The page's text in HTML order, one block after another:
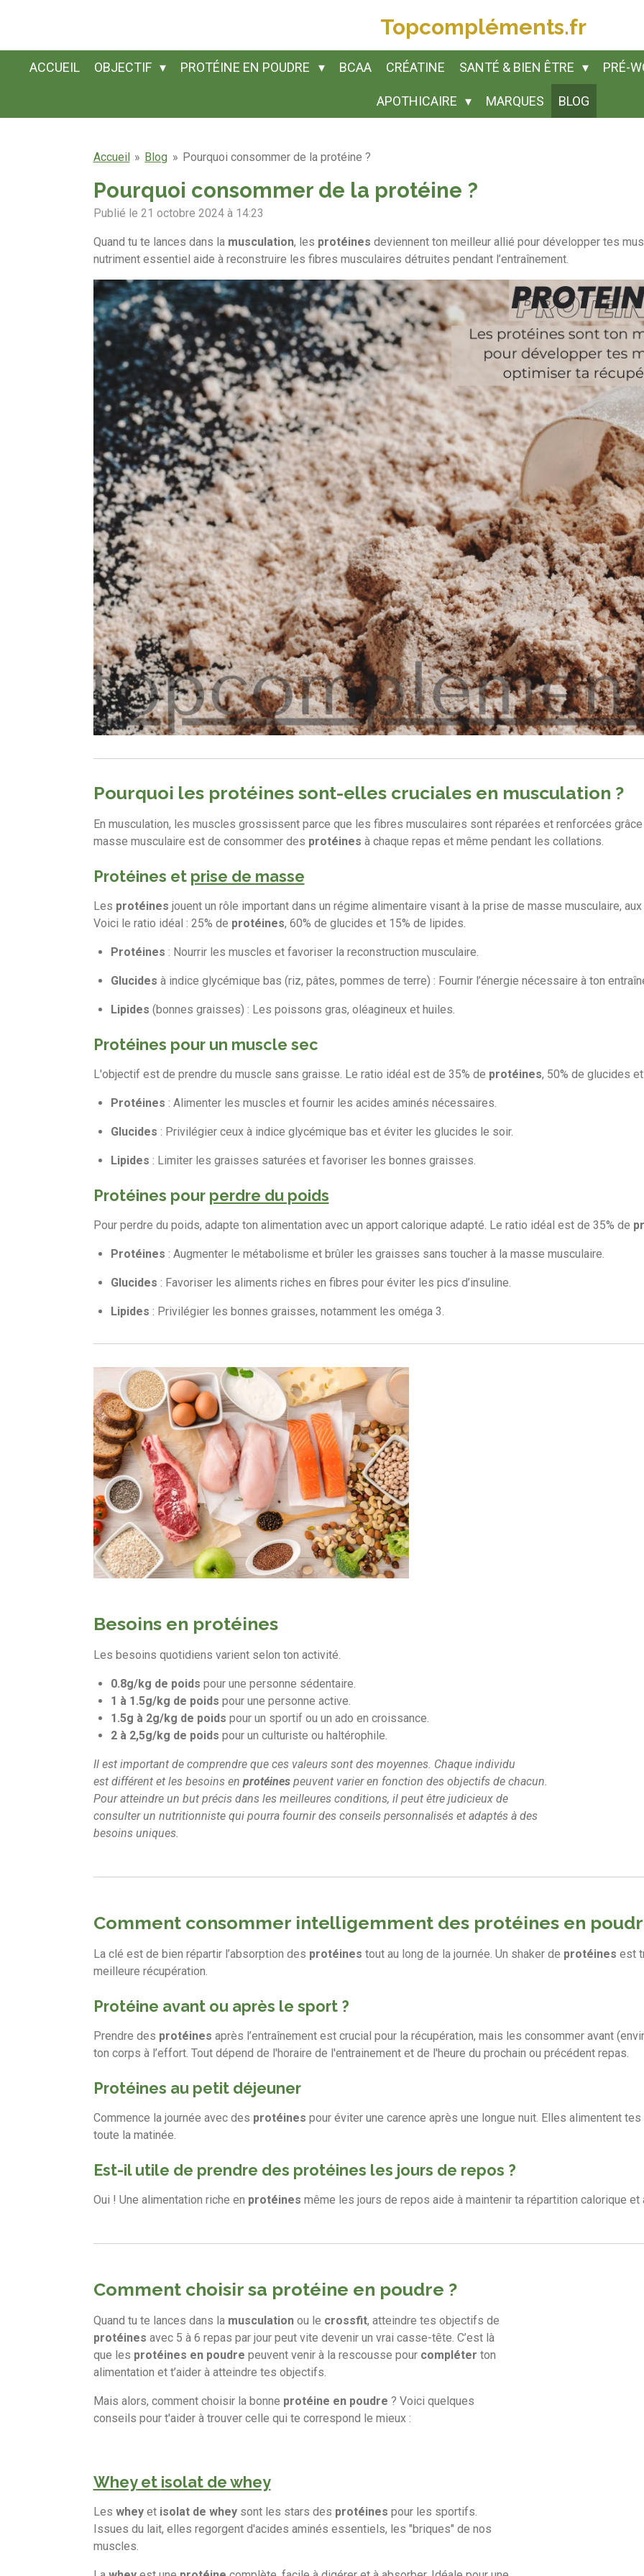
contenu
principal
Topcompléments.fr
ACCUEIL OBJECTIF PROTÉINE EN POUDRE BCAA CRÉATINE SANTÉ & BIEN ÊTRE PRÉ-
APOTHICAIRE MARQUES BLOG
Accueil » Blog » Pourquoi consommer de la protéine ?
Pourquoi consommer de la protéine ?
Publié le 21 octobre 2024 à 14:23
Quand tu te lances dans la musculation, les protéines deviennent ton meilleur allié pour développer tes
nutriment essentiel aide à reconstruire les fibres musculaires détruites pendant l’entraînement.
Pourquoi les protéines sont-elles cruciales en musculation ?
En musculation, les muscles grossissent parce que les fibres musculaires sont réparées et renforcées
masse musculaire est de consommer des protéines à chaque repas et même pendant les collations.
Protéines et prise de masse
Les protéines jouent un rôle important dans un régime alimentaire visant à la prise de masse musculaire,
Voici le ratio idéal : 25% de protéines, 60% de glucides et 15% de lipides.
Protéines : Nourrir les muscles et favoriser la reconstruction musculaire.
Glucides à indice glycémique bas (riz, pâtes, pommes de terre) : Fournir l’énergie nécessaire à ton
Lipides (bonnes graisses) : Les poissons gras, oléagineux et huiles.
Protéines pour un muscle sec
L'objectif est de prendre du muscle sans graisse. Le ratio idéal est de 35% de protéines, 50% de glucides
Protéines : Alimenter les muscles et fournir les acides aminés nécessaires.
Glucides : Privilégier ceux à indice glycémique bas et éviter les glucides le soir.
Lipides : Limiter les graisses saturées et favoriser les bonnes graisses.
Protéines pour perdre du poids
Pour perdre du poids, adapte ton alimentation avec un apport calorique adapté. Le ratio idéal est de 35% de
Protéines : Augmenter le métabolisme et brûler les graisses sans toucher à la masse musculaire.
Glucides : Favoriser les aliments riches en fibres pour éviter les pics d’insuline.
Lipides : Privilégier les bonnes graisses, notamment les oméga 3.
Besoins en protéines
Les besoins quotidiens varient selon ton activité.
0.8g/kg de poids pour une personne sédentaire.
1 à 1.5g/kg de poids pour une personne active.
1.5g à 2g/kg de poids pour un sportif ou un ado en croissance.
2 à 2,5g/kg de poids pour un culturiste ou haltérophile.
Il est important de comprendre que ces valeurs sont des moyennes. Chaque individu
est différent et les besoins en protéinespeuvent varier en fonction des objectifs de chacun.
Pour atteindre un but précis dans les meilleures conditions, il peut être judicieux de
consulter un nutritionniste qui pourra fournir des conseils personnalisés et adaptés à des
besoins uniques.
Comment consommer intelligemmentdes protéines en
La clé est de bien répartir l’absorption des protéines tout au long de la journée. Un shaker de protéines est
meilleure récupération.
Protéine avant ou après le sport ?
Prendre des protéines après l’entraînement est crucial pour la récupération, mais les consommer avant
ton corps à l’effort. Tout dépend de l'horaire de l'entrainement et de l'heure du prochain ou précédent repas.
Protéines au petit déjeuner
Commence la journée avec des protéines pour éviter une carence après une longue nuit. Elles alimentent
toute la matinée.
Est-il utile de prendre des protéines les jours de repos ?
Oui ! Une alimentation riche en protéines même les jours de repos aide à maintenir ta répartition calorique
Comment choisir sa protéine en poudre ?
Quand tu te lances dans la musculationou le crossfit, atteindre tes objectifs de
protéines avec 5 à 6 repas par jour peut vite devenir un vrai casse-tête. C’est là
que les protéines en poudre peuvent venir à la rescousse pour compléter ton
alimentation et t’aider à atteindre tes objectifs.
Mais alors, comment choisir la bonne protéine en poudre ? Voici quelques
conseils pour t'aider à trouver celle qui te correspond le mieux :
Wheyet isolat de whey
Les whey et isolat de whey sont les stars des protéines pour les sportifs.
Issues du lait, elles regorgent d'acides aminés essentiels, les "briques" de nos
muscles.